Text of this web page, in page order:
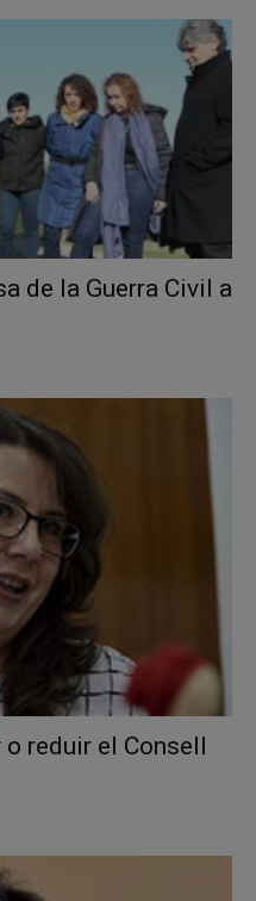
de la Guerra Civil a
o reduir el Consell